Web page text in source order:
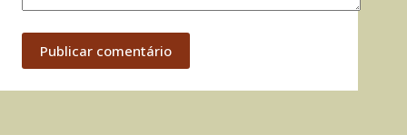
Publicar comentário